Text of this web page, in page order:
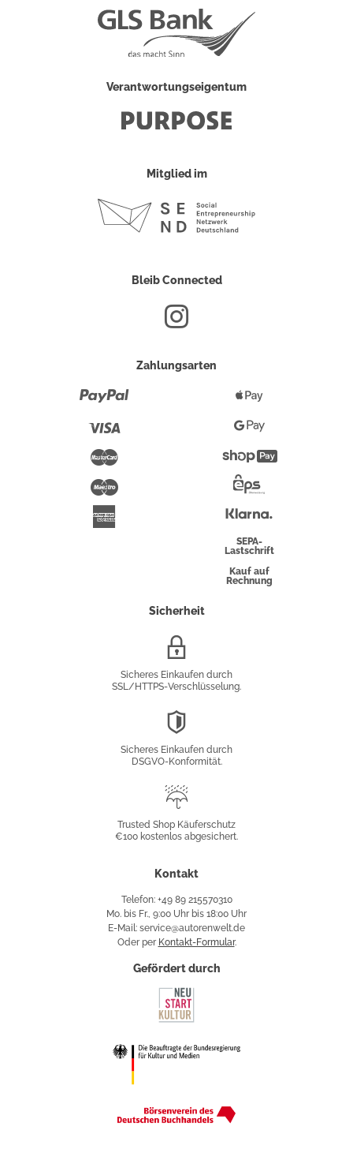
Verantwortungseigentum
Mitglied im
Bleib Connected
Zahlungsarten
Maestro
Pay
Google
Pay
Überweisung
SEPA-
Lastschrift
Kauf auf
Rechnung
Sicherheit
Sicheres Einkaufen durch
SSL/HTTPS-Verschlüsselung.
Sicheres Einkaufen durch
DSGVO-Konformität.
Käuferschutz
Trusted Shop Käuferschutz
€100 kostenlos abgesichert.
Kontakt
Telefon: +49 89 215570310
Mo. bis Fr., 9:00 Uhr bis 18:00 Uhr
E-Mail: service@autorenwelt.de
Oder per Kontakt-Formular.
Gefördert durch